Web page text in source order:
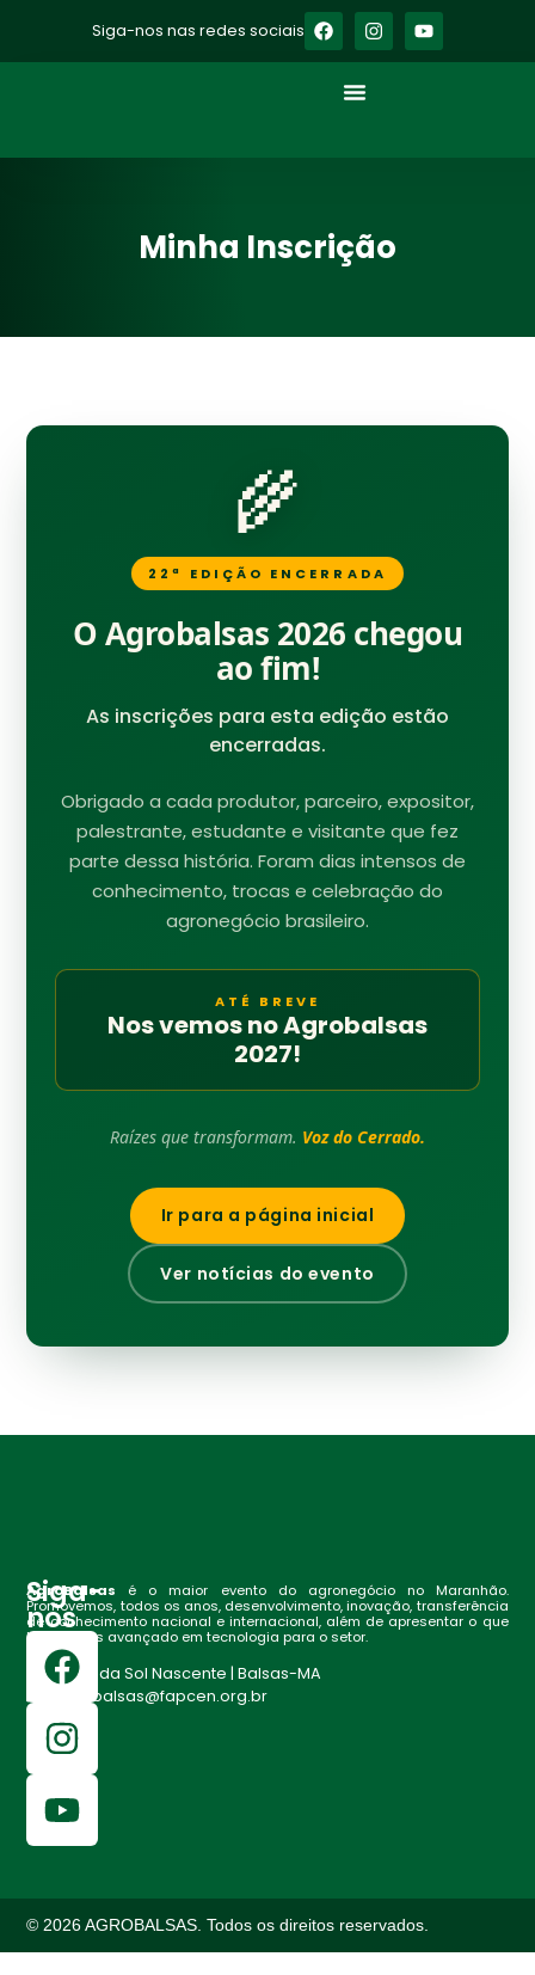
Siga-nos nas redes sociais
Minha Inscrição
🌾
22ª EDIÇÃO ENCERRADA
O Agrobalsas 2026 chegou
ao fim!
As inscrições para esta edição estão
encerradas.
Obrigado a cada produtor, parceiro, expositor,
palestrante, estudante e visitante que fez
parte dessa história. Foram dias intensos de
conhecimento, trocas e celebração do
agronegócio brasileiro.
ATÉ BREVE
Nos vemos no Agrobalsas
2027!
Raízes que transformam. Voz do Cerrado.
Ir para a página inicial
Ver notícias do evento
AgroBalsas é o maior evento do agronegócio no Maranhão.
Promovemos, todos os anos, desenvolvimento, inovação, transferência
de conhecimento nacional e internacional, além de apresentar o que
há de mais avançado em tecnologia para o setor.
Fazenda Sol Nascente | Balsas-MA
agrobalsas@fapcen.org.br
Siga-
nos
© 2026 AGROBALSAS. Todos os direitos reservados.